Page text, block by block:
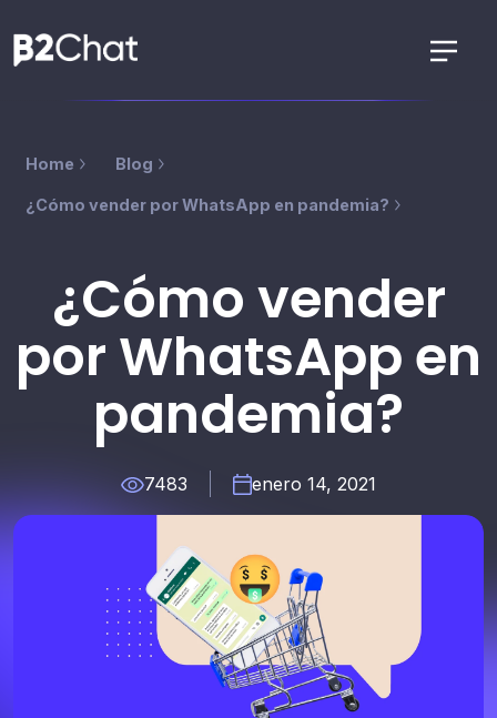
Home Blog
¿Cómo vender por WhatsApp en pandemia?
¿Cómo vender
por WhatsApp en
pandemia?
7483 enero 14, 2021